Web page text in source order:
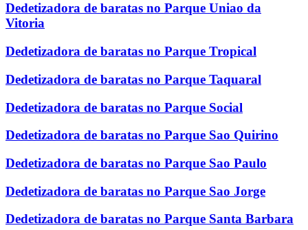
Dedetizadora de baratas no Parque Uniao da
Vitoria
Dedetizadora de baratas no Parque Tropical
Dedetizadora de baratas no Parque Taquaral
Dedetizadora de baratas no Parque Social
Dedetizadora de baratas no Parque Sao Quirino
Dedetizadora de baratas no Parque Sao Paulo
Dedetizadora de baratas no Parque Sao Jorge
Dedetizadora de baratas no Parque Santa Barbara